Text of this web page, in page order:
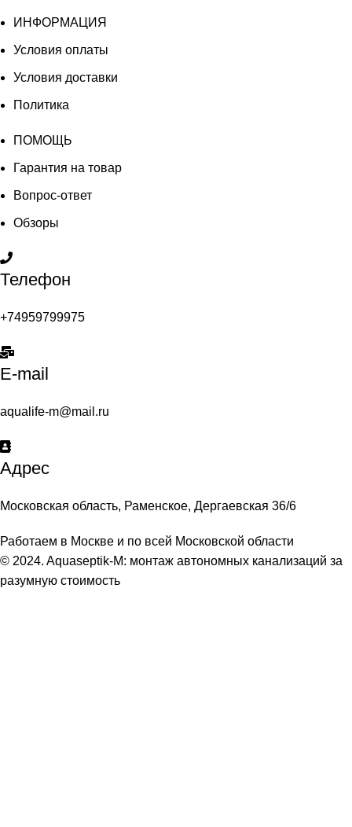
ИНФОРМАЦИЯ
Условия оплаты
Условия доставки
Политика
ПОМОЩЬ
Гарантия на товар
Вопрос-ответ
Обзоры
Телефон
+74959799975
E-mail
aqualife-m@mail.ru
Адрес
Московская область, Раменское, Дергаевская 36/6
Работаем в Москве и по всей Московской области
© 2024. Aquaseptik-M: монтаж автономных канализаций за
разумную стоимость